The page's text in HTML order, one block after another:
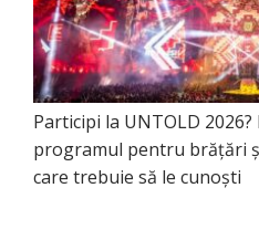
Participi la UNTOLD 2026?
programul pentru brățări
care trebuie să le cunoști